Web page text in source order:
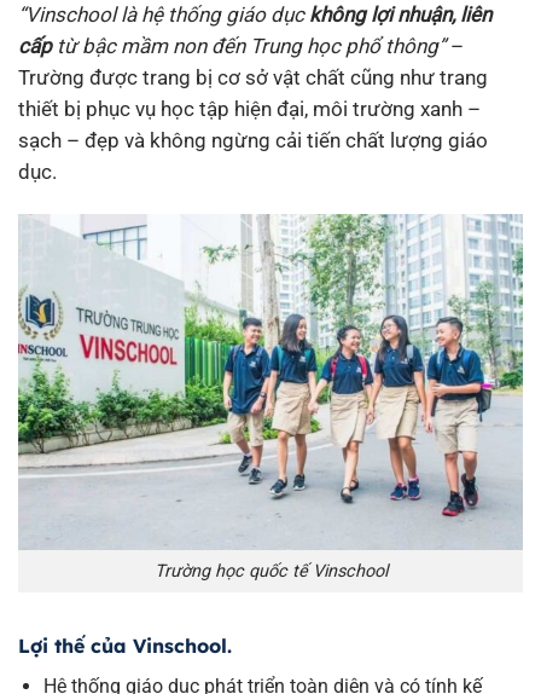
“Vinschool là hệ thống giáo dục không lợi nhuận, liên
cấptừ bậc mầm non đến Trung học phổ thông”–
Trường được trang bị cơ sở vật chất cũng như trang
thiết bị phục vụ học tập hiện đại, môi trường xanh –
sạch – đẹp và không ngừng cải tiến chất lượng giáo
dục.
Trường học quốc tế Vinschool
Lợi thế của Vinschool.
Hệ thống giáo dục phát triển toàn diện và có tính kế